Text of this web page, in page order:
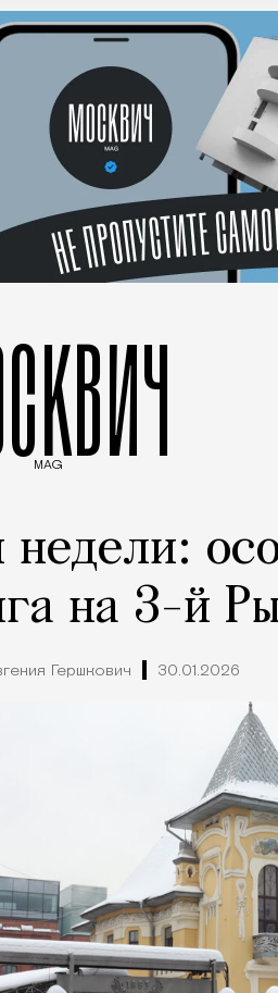
MAG
недели:
на 3-й
Гершкович 30.01.2026